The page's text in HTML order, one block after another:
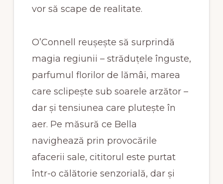
vor să scape de realitate.
O’Connell reușește să surprindă
magia regiunii – străduțele înguste,
parfumul florilor de lămâi, marea
care sclipește sub soarele arzător –
dar și tensiunea care plutește în
aer. Pe măsură ce Bella
navighează prin provocările
afacerii sale, cititorul este purtat
într-o călătorie senzorială, dar și